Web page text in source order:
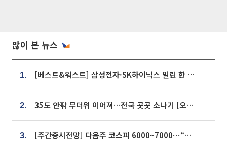
많이 본 뉴스
1. [베스트&워스트] 삼성전자·SK하이닉스 밀린 한 주…상상인증권은 85% 급등
2. 35도 안팎 무더위 이어져…전국 곳곳 소나기 [오늘 날씨]
3. [주간증시전망] 다음주 코스피 6000~7000⋯“外人 수급은 정책이 변수”